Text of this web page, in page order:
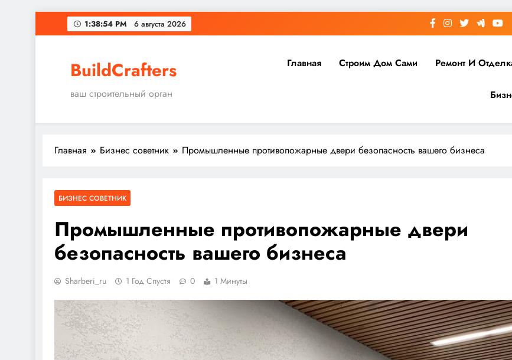
Перейти
к
1:38:55 PM 6 августа 2026
BuildCrafters
ваш строительный орган
Главная Строим Дом Сами Ремонт И
Главная Бизнес советник Промышленные противопожарные двери безопасность вашего бизнеса
БИЗНЕС СОВЕТНИК
Промышленные противопожарные двери
безопасность вашего бизнеса
Sharberi_ru 1 Год Спустя 0 1 Минуты